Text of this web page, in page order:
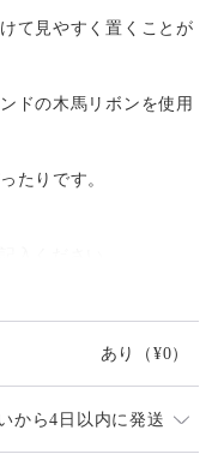
て見やすく置くことが
ドの木馬リボンを使用
たりです。
、アジサイ
フィシャル)、ソラフ
あり （¥0）
から4日以内に発送